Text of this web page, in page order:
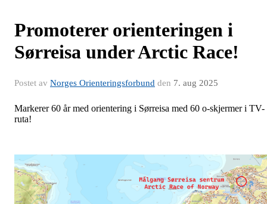
Promoterer orienteringen i
Sørreisa under Arctic Race!
Postet av Norges Orienteringsforbund den 7. aug 2025
Markerer 60 år med orientering i Sørreisa med 60 o-skjermer i TV-
ruta!